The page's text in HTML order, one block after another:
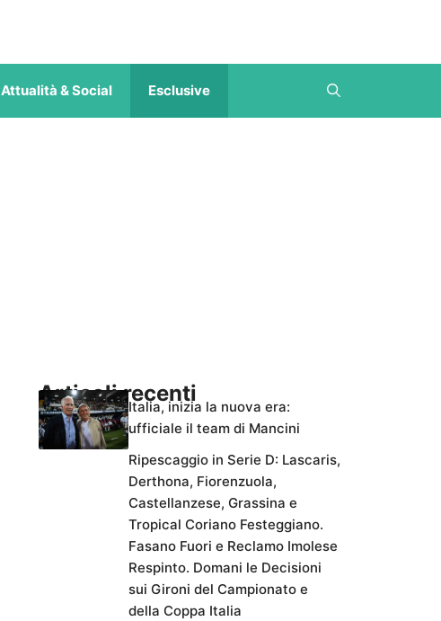
Attualità & Social Esclusive
Articoli recenti
Italia, inizia la nuova era:
ufficiale il team di Mancini
Ripescaggio in Serie D: Lascaris,
Derthona, Fiorenzuola,
Castellanzese, Grassina e
Tropical Coriano Festeggiano.
Fasano Fuori e Reclamo Imolese
Respinto. Domani le Decisioni
sui Gironi del Campionato e
della Coppa Italia